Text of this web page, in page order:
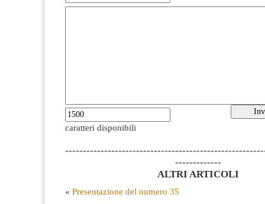
caratteri disponibili
-------------
ALTRI ARTICOLI
« Presentazione del numero 35